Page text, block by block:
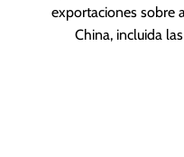
exportaciones sobre
China, incluida